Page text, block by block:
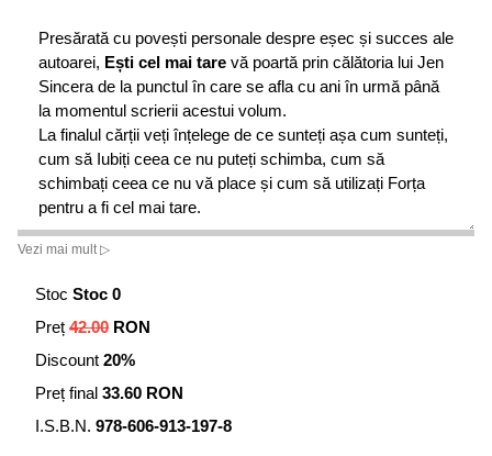
Presărată cu povești personale despre eșec și succes ale
autoarei, Ești cel mai tare vă poartă prin călătoria lui Jen
Sincera de la punctul în care se afla cu ani în urmă până
la momentul scrierii acestui volum.
La finalul cărții veți înțelege de ce sunteți așa cum sunteți,
cum să Iubiți ceea ce nu puteți schimba, cum să
schimbați ceea ce nu vă place și cum să utilizați Forța
pentru a fi cel mai tare.
EȘTI CEL MAI TARE
SÃ ÎȘI ÎMBUNÃTÃȚEASCÃ VIAȚA, DAR NU VOR SÃ
FIE PRINȘI FÃCÂND ACEST LUCRU.
Vezi mai mult ▷
Stoc Stoc 0
Preț 42.00 RON
Discount 20%
Preț final 33.60 RON
I.S.B.N. 978-606-913-197-8